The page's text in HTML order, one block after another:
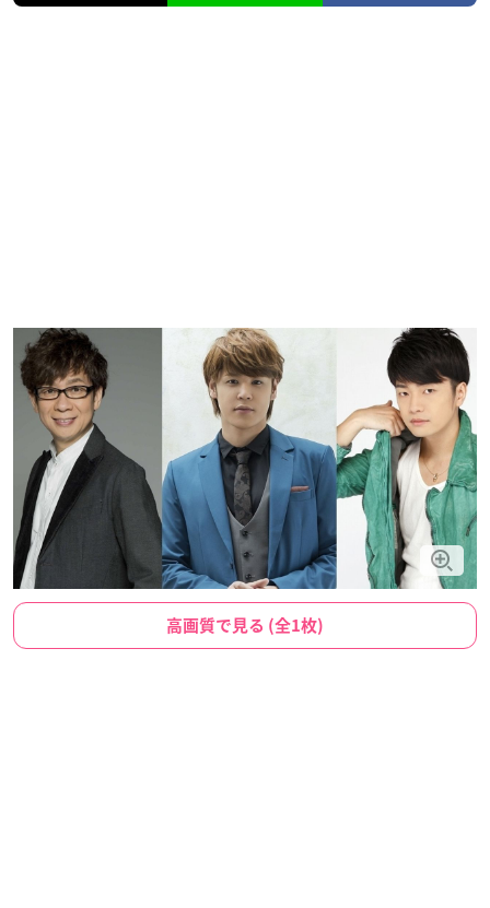
高画質で見る (全1枚)